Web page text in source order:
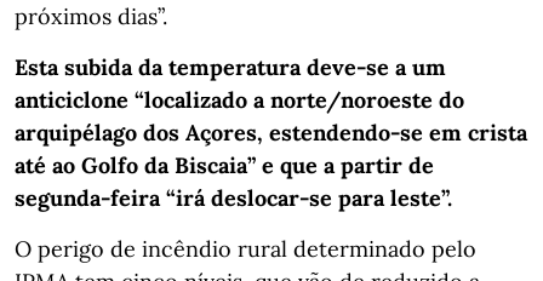
próximos dias”.
Esta subida da temperatura deve-se a um
anticiclone “localizado a norte/noroeste do
arquipélago dos Açores, estendendo-se em crista
até ao Golfo da Biscaia” e que a partir de
segunda-feira “irá deslocar-se para leste”.
O perigo de incêndio rural determinado pelo